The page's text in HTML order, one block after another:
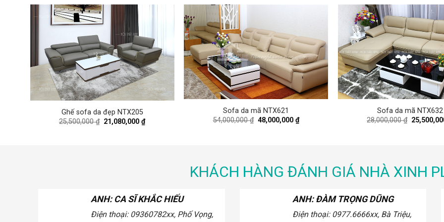
Ghế sofa da đẹp NTX205
25,500,000₫ Original
price
21,080,000₫Current
price
Sofa da mã NTX621
54,000,000₫ Original
price
48,000,000 ₫Current
price
Sofa da mã NTX632
28,000,000₫ Original
price
KHÁCH HÀNG ĐÁNH GIÁ NHÀ XINH
ANH: CA SĨ KHẮC HIẾU
Điện thoại: 0936.xxx0782xx, Phố
ANH: CA SĨ KHẮC HIẾU
Điện thoại: 0936.xxx0782xx, Phố